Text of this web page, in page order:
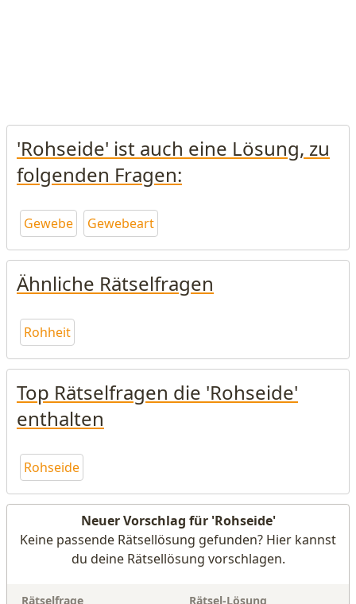
'Rohseide' ist auch eine Lösung, zu
folgenden Fragen:
Gewebe Gewebeart
Ähnliche Rätselfragen
Rohheit
Top Rätselfragen die 'Rohseide'
enthalten
Rohseide
Neuer Vorschlag für 'Rohseide'
Keine passende Rätsellösung gefunden? Hier kannst
du deine Rätsellösung vorschlagen.
Rätselfrage Rätsel-Lösung